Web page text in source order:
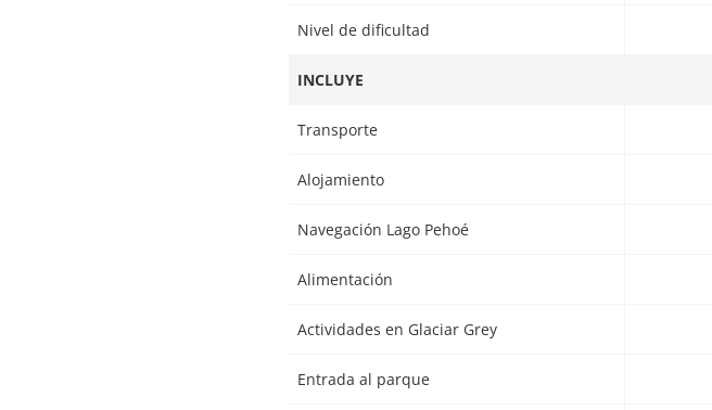
Nivel de dificultad
INCLUYE
Transporte
Alojamiento
Navegación Lago Pehoé
Alimentación
Actividades en Glaciar Grey
Entrada al parque